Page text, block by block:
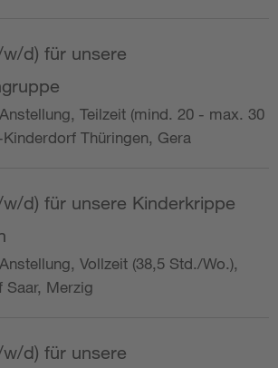
d) für unsere
Teilzeit (mind. 20 - max. 30
Thüringen, Gera
w/d) für unsere Kinderkrippe
Vollzeit (38,5 Std./Wo.),
Saar, Merzig
d) für unsere